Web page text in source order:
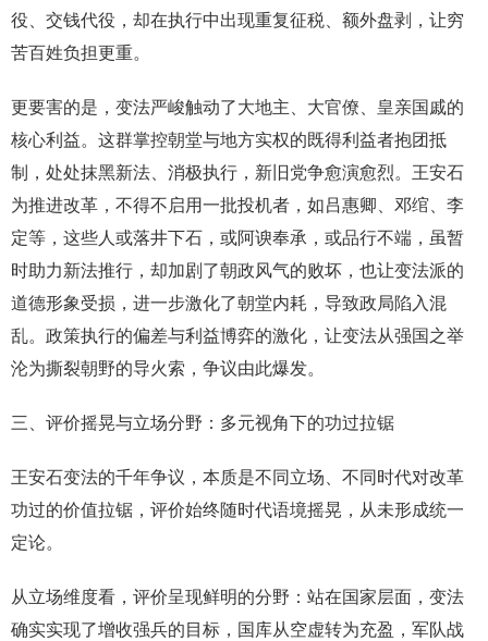
役、交钱代役，却在执行中出现重复征税、额外盘剥，让穷
苦百姓负担更重。
更要害的是，变法严峻触动了大地主、大官僚、皇亲国戚的
核心利益。这群掌控朝堂与地方实权的既得利益者抱团抵
制，处处抹黑新法、消极执行，新旧党争愈演愈烈。王安石
为推进改革，不得不启用一批投机者，如吕惠卿、邓绾、李
定等，这些人或落井下石，或阿谀奉承，或品行不端，虽暂
时助力新法推行，却加剧了朝政风气的败坏，也让变法派的
道德形象受损，进一步激化了朝堂内耗，导致政局陷入混
乱。政策执行的偏差与利益博弈的激化，让变法从强国之举
沦为撕裂朝野的导火索，争议由此爆发。
三、评价摇晃与立场分野：多元视角下的功过拉锯
王安石变法的千年争议，本质是不同立场、不同时代对改革
功过的价值拉锯，评价始终随时代语境摇晃，从未形成统一
定论。
从立场维度看，评价呈现鲜明的分野：站在国家层面，变法
确实实现了增收强兵的目标，国库从空虚转为充盈，军队战